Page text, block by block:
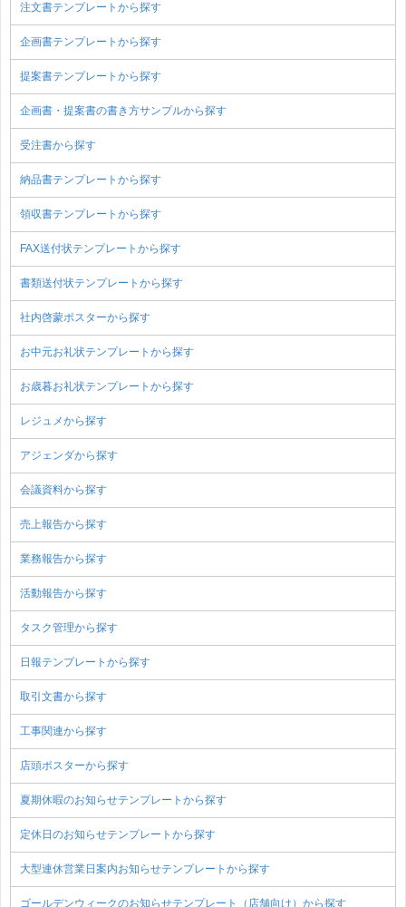
注文書テンプレートから探す
企画書テンプレートから探す
提案書テンプレートから探す
企画書・提案書の書き方サンプルから探す
受注書から探す
納品書テンプレートから探す
領収書テンプレートから探す
FAX送付状テンプレートから探す
書類送付状テンプレートから探す
社内啓蒙ポスターから探す
お中元お礼状テンプレートから探す
お歳暮お礼状テンプレートから探す
レジュメから探す
アジェンダから探す
会議資料から探す
売上報告から探す
業務報告から探す
活動報告から探す
タスク管理から探す
日報テンプレートから探す
取引文書から探す
工事関連から探す
店頭ポスターから探す
夏期休暇のお知らせテンプレートから探す
定休日のお知らせテンプレートから探す
大型連休営業日案内お知らせテンプレートから探す
ゴールデンウィークのお知らせテンプレート（店舗向け）から探す